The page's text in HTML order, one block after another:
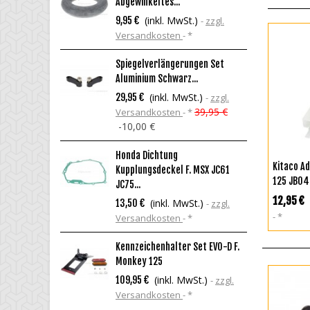
9,95 € (inkl. MwSt.)
zzgl.
Versandkosten
*
Spiegelverlängerungen Set
Aluminium Schwarz...
29,95 € (inkl. MwSt.)
zzgl.
Versandkosten
*39,95 €
-10,00 €
Honda Dichtung
Kupplungsdeckel F. MSX JC61
JC75...
13,50 € (inkl. MwSt.)
zzgl.
Versandkosten
*
Kennzeichenhalter Set EVO-D F.
Monkey 125
109,95 € (inkl. MwSt.)
zzgl.
Versandkosten
*
Kitaco
125 JB04
12,95 €
*